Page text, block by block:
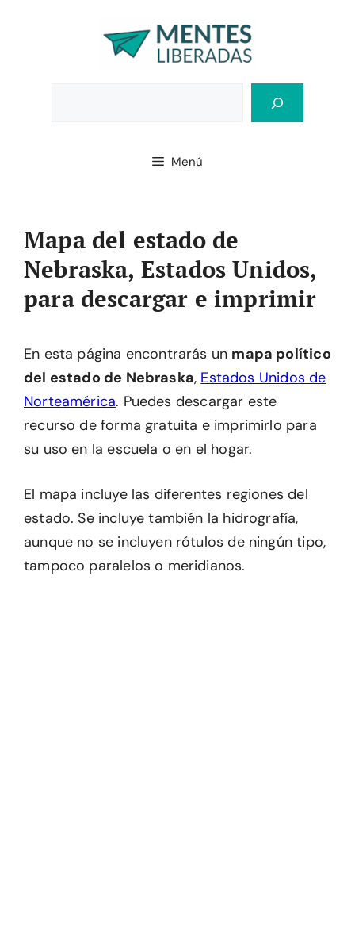
Menú
Mapa del estado de
Nebraska, Estados Unidos,
para descargar e imprimir
En esta página encontrarás un mapa político
del estado de Nebraska, Estados Unidos de
Norteamérica. Puedes descargar este
recurso de forma gratuita e imprimirlo para
su uso en la escuela o en el hogar.
El mapa incluye las diferentes regiones del
estado. Se incluye también la hidrografía,
aunque no se incluyen rótulos de ningún tipo,
tampoco paralelos o meridianos.